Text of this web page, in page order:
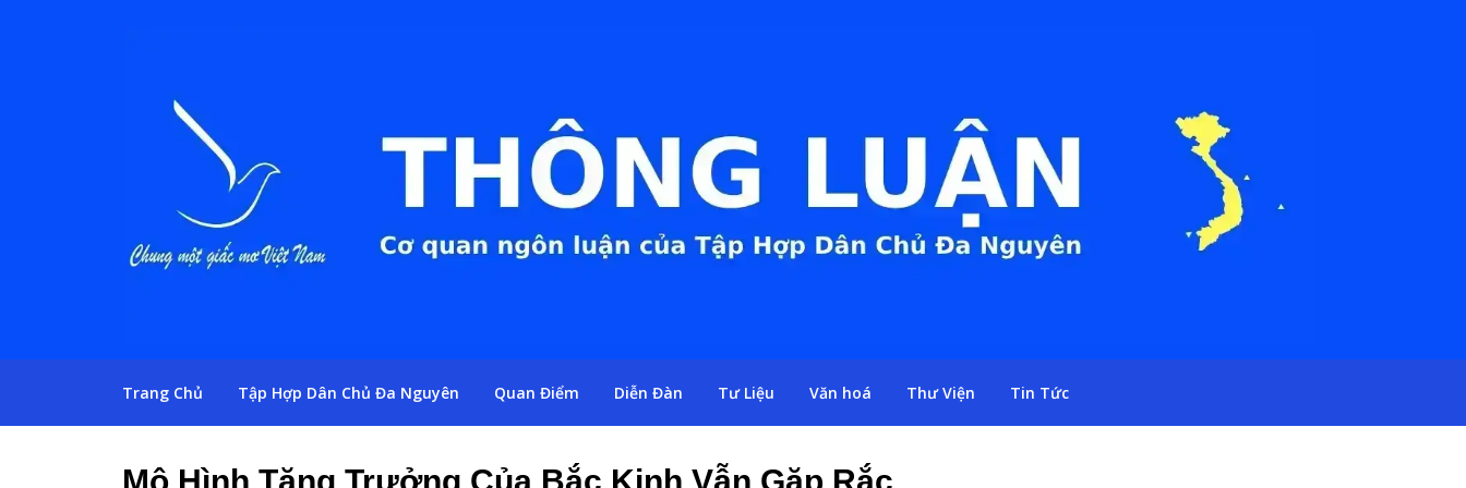
Trang Chủ Tập Hợp Dân Chủ Đa Nguyên Quan Điểm Diễn Đàn Tư Liệu Văn hoá Thư Viện Tin Tức
Mô Hình Tăng Trưởng Của Bắc Kinh Vẫn Gặp Rắc